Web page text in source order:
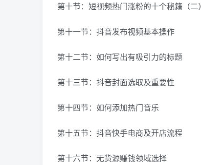
第十节：短视频热门涨粉的十个秘籍（二）
第十一节：抖音发布视频基本操作
第十二节：如何写出有吸引力的标题
第十三节：抖音封面选取及重要性
第十四节：如何添加热门音乐
第十五节：抖音快手电商及开店流程
第十六节：无货源赚钱领域选择